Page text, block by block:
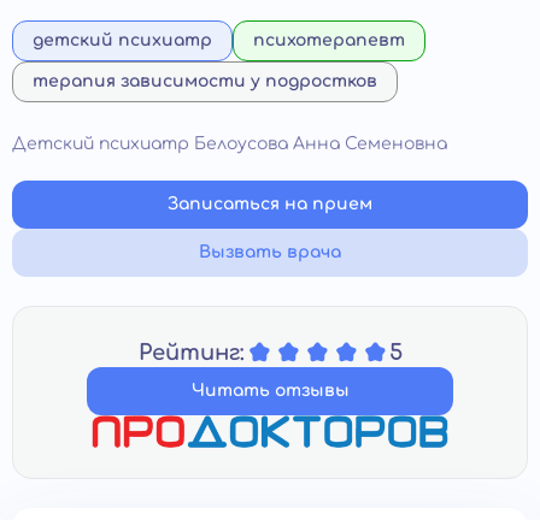
детский психиатр психотерапевт
терапия зависимости у подростков
Детский психиатр Белоусова Анна Семеновна
Записаться на прием
Вызвать врача
Рейтинг: 5
Читать отзывы